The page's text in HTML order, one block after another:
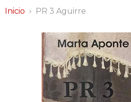
Inicio PR 3 Aguirre